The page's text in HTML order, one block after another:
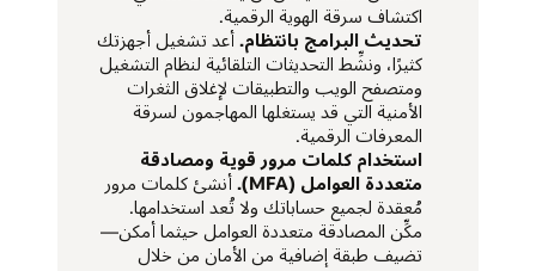
اكتشاف سرقة الهوية الرقمية.
تحديث البرامج بانتظام.أعد تشغيل أجهزتك
كثيرًا، ونشِّط التحديثات التلقائية لنظام التشغيل
ومتصفح الويب والتطبيقات لإغلاق الثغرات
الأمنية التي قد يستغلها المهاجمون لسرقة
المعرفات الرقمية.
استخدام كلمات مرور قوية ومصادقة
متعددة العوامل (MFA).
أنشئ كلمات مرور
مُعقدة لجميع حساباتك ولا تُعد استخدامها.
مكِّن المصادقة متعددة العوامل حيثما أمكن—
تضيف طبقة إضافية من الأمان من خلال